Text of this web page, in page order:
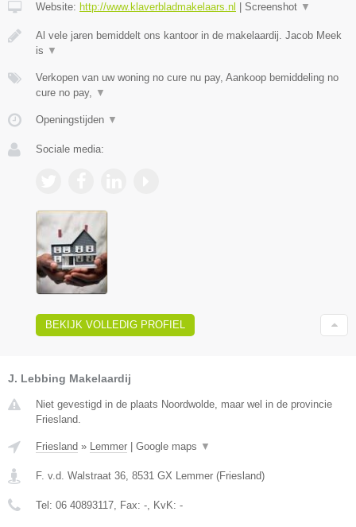
Website: http://www.klaverbladmakelaars.nl Screenshot ▼
Al vele jaren bemiddelt ons kantoor in de makelaardij. Jacob Meek
is ▼
Verkopen van uw woning no cure nu pay, Aankoop bemiddeling no
cure no pay, ▼
Openingstijden ▼
Sociale media:
BEKIJK VOLLEDIG PROFIEL
J. Lebbing Makelaardij
Niet gevestigd in de plaats Noordwolde, maar wel in de provincie
Friesland.
Friesland » Lemmer Google maps ▼
F. v.d. Walstraat 36 8531 GX Lemmer (Friesland)
Tel: 06 40893117 , Fax: - , KvK: -